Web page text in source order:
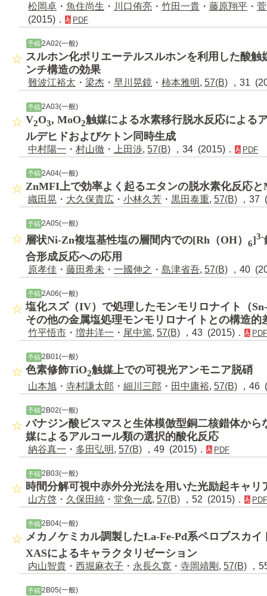
松岡卓 ・ 魚住尚生 ・ 川口侑亮 ・ 竹田一貴 ・ 藤原翔平 ・
(2015)．
PDF
予稿 2A02(一般)
スルホン化ポリエーテルスルホンを利用した酸
ンチ構造の効果
難波江裕太 ・ 梁杰 ・ 早川晃鏡 ・ 柿本雅明, 57(B) ，31
予稿2A03(一般)
V2O3, MoO2触媒による水素移行脱水反応による
ルデヒドおよびケトン同時生成
中村陽一 ・ 村山徹 ・ 上田渉, 57(B) ，34 (2015)． PDF
予稿 2A04(一般)
ZnMFI上で効率よく起るエタンの脱水素化反応
織田晃 ・ 大久保貴広 ・ 小林久芳 ・ 黒田泰重, 57(B) ，37
予稿2A05(一般)
層状Ni-Zn複塩基性塩の層間内での[Rh（OH） 6]3-
合形成反応への応用
原孝佳 ・ 藤田希未 ・ 一國伸之 ・ 島津省吾, 57(B) ，40
予稿 2A06(一般)
塩化スズ（IV）で処理したモンモリロナイト（
その他の金属塩処理モンモリロナイトとの構造的
竹平悟市 ・ 増井洋一 ・ 尾中篤, 57(B) ，43 (2015)． PDF
予稿2B01(一般)
色素修飾TiO2触媒上での可視光アンモニア脱硝
山本旭 ・ 寺村謙太郎 ・ 細川三郎 ・ 田中庸裕, 57(B) ，46
予稿 2B02(一般)
バナジン酸ビスマスと生体模倣型銅二核錯体から
媒によるアルコール類の選択的酸化反応
納谷真一 ・ 多田弘明, 57(B) ，49 (2015)． PDF
予稿2B03(一般)
時間分解可視中赤外分光法を用いた光励起キャリ
山方啓 ・ 久保田純 ・ 堂免一成, 57(B) ，52 (2015)． PDF
予稿 2B04(一般)
メカノケミカル調製したLa-Fe-Pd系ペロブスカ
XASによるキャラクタリゼーション
内山智貴 ・ 西堀麻衣子 ・ 永長久寛 ・ 寺岡靖剛 , 57(B) ，
予稿2B05(一般)